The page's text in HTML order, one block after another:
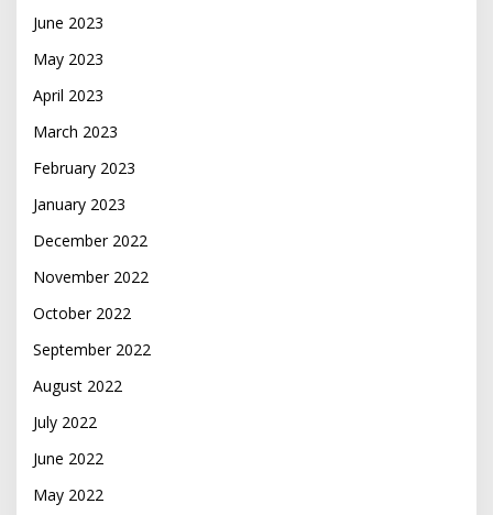
June 2023
May 2023
April 2023
March 2023
February 2023
January 2023
December 2022
November 2022
October 2022
September 2022
August 2022
July 2022
June 2022
May 2022